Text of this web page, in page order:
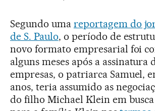
Segundo uma reportagem do
de S. Paulo, o período de
novo formato empresarial foi
alguns meses após a assinatura
empresas, o patriarca Samuel,
anos, teria assumido as
do filho Michael Klein em